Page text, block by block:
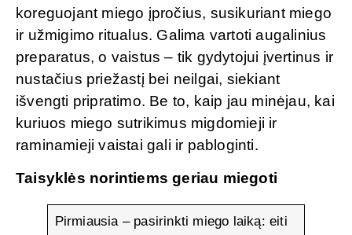
koreguojant miego įpročius, susikuriant miego
ir užmigimo ritualus. Galima vartoti augalinius
preparatus, o vaistus – tik gydytojui įvertinus ir
nustačius priežastį bei neilgai, siekiant
išvengti pripratimo. Be to, kaip jau minėjau, kai
kuriuos miego sutrikimus migdomieji ir
raminamieji vaistai gali ir pabloginti.
Taisyklės norintiems geriau miegoti
Pirmiausia – pasirinkti miego laiką: eiti